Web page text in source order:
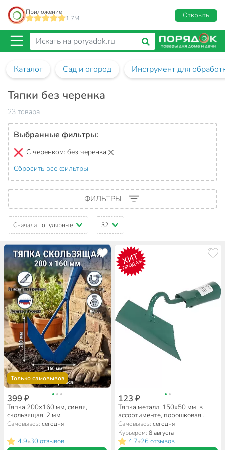
Приложение
1.7M
Открыть
Каталог Сад и огород Инструмент для
Тяпки без черенка
23 товара
Выбранные фильтры:
С черенком: без черенка
Сбросить все фильтры
ФИЛЬТРЫ
Сначала популярные 32
Только самовывоз
399 ₽
Тяпка 200х160 мм, синяя,
скользящая, 2 мм
Самовывоз:сегодня
4.9•30 отзывов
ХИТ
ПРОДАЖ
123 ₽
Тяпка металл, 150х50 мм, в
ассортименте, порошковая
окраска
Самовывоз: сегодня
Курьером: 8 августа
4.7•26 отзывов